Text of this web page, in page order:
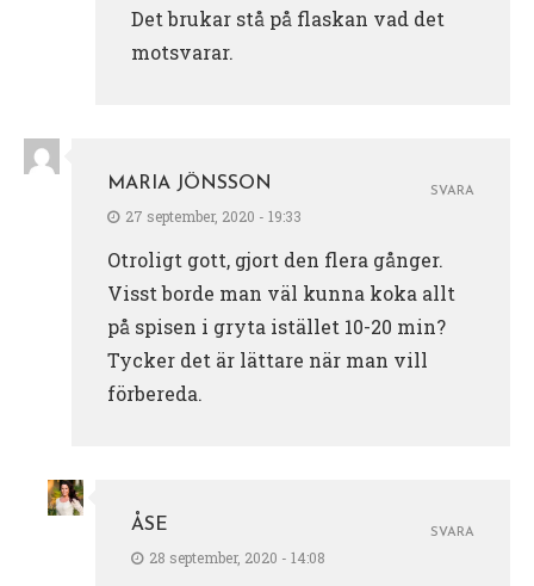
Det brukar stå på flaskan vad det
motsvarar.
MARIA JÖNSSON
27 september, 2020 - 19:33
Otroligt gott, gjort den flera gånger.
Visst borde man väl kunna koka allt
på spisen i gryta istället 10-20 min?
Tycker det är lättare när man vill
förbereda.
SVARA
ÅSE
28 september, 2020 - 14:08
SVARA